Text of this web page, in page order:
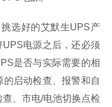
选好的艾默生UPS产
电源之后，还必须
是否与实际需要的相
启动检查、报警和自
、市电/电池切换点检